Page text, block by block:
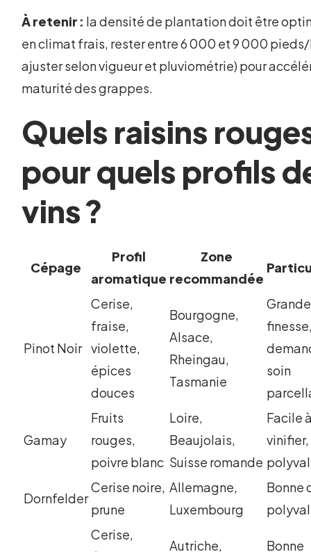
À retenir : la densité de plantation doit être
en climat frais, rester entre 6 000 et 9 000 pieds/
ajuster selon vigueur et pluviométrie) pour
maturité des grappes.
Quels raisins
pour quels profils
vins ?
Cépage
Profil
aromatique
Zone
recommandée
Pinot Noir
Cerise,
fraise,
violette,
épices
douces
Bourgogne,
Alsace,
Rheingau,
Tasmanie
Grande
soin
Gamay
Fruits
rouges,
poivre blanc
Loire,
Beaujolais,
Suisse romande
Facile
vinifier,
Dornfelder
Cerise noire,
prune
Allemagne,
Luxembourg
Bonne
Cerise,
Autriche, Bonne